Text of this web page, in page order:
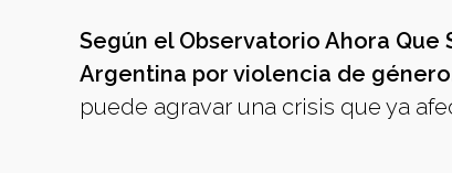
Según el Observatorio Ahora Que
Argentina por violencia de
puede agravar una crisis que ya